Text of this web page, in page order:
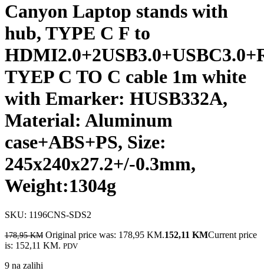
Canyon Laptop stands with
hub, TYPE C F to
TYEP C TO C cable 1m white
with Emarker: HUSB332A,
Material: Aluminum
case+ABS+PS, Size:
245x240x27.2+/-0.3mm,
Weight:1304g
SKU: 1196CNS-SDS2
178,95KM Original price was: 178,95 KM.152,11 KMCurrent price
is: 152,11 KM. PDV
9 na zalihi